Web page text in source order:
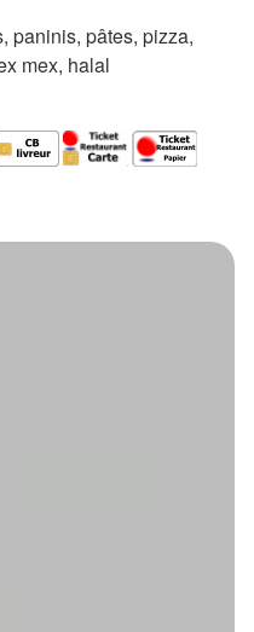
paninis, pâtes, pizza,
mex, halal